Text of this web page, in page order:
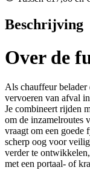
Beschrijving
Over de
Als chauffeur belader
vervoeren van afval
Je combineert rijden
om de inzamelroutes
vraagt om een goede
scherp oog voor
verder te
met een portaal- of